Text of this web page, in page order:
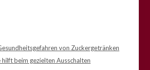
von Zuckergetränken
hilft beim gezielten Ausschalten